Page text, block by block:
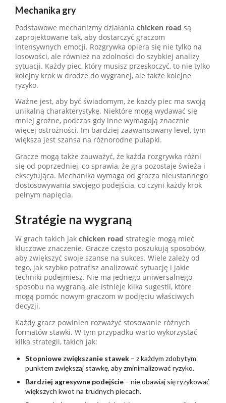
Mechanika gry
Podstawowe mechanizmy działania chicken road są
zaprojektowane tak, aby dostarczyć graczom
intensywnych emocji. Rozgrywka opiera się nie tylko na
losowości, ale również na zdolności do szybkiej analizy
sytuacji. Każdy piec, który musisz przeskoczyć, to nie tylko
kolejny krok w drodze do wygranej, ale także kolejne
ryzyko.
Ważne jest, aby być świadomym, że każdy piec ma swoją
unikalną charakterystykę. Niektóre mogą wydawać się
mniej groźne, podczas gdy inne wymagają znacznie
więcej ostrożności. Im bardziej zaawansowany level, tym
większa jest szansa na różnorodne pułapki.
Gracze mogą także zauważyć, że każda rozgrywka różni
się od poprzedniej, co sprawia, że gra pozostaje świeża i
ekscytująca. Mechanika wymaga od gracza nieustannego
dostosowywania swojego podejścia, co czyni każdy krok
pełnym napięcia.
Stratégie na wygraną
W grach takich jak chicken road strategie mogą mieć
kluczowe znaczenie. Gracze często poszukują sposobów,
aby zwiększyć swoje szanse na sukces. Wiele zależy od
tego, jak szybko potrafisz analizować sytuację i jakie
techniki podejmiesz. Nie ma jednego uniwersalnego
sposobu na wygraną, ale istnieje kilka sugestii, które
mogą pomóc nowym graczom w podjęciu właściwych
decyzji.
Każdy gracz powinien rozważyć stosowanie różnych
formatów stawki. W tym przypadku warto wykorzystać
kilka strategii, takich jak:
Stopniowe zwiększanie stawek – z każdym zdobytym
punktem zwiększaj stawkę, aby zminimalizować ryzyko.
Bardziej agresywne podejście – nie obawiaj się ryzykować
większych kwot na trudnych piecach.